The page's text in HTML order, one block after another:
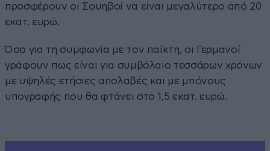
προσφέρουν οι Σουηβοί να είναι μεγαλύτερο από 20
εκατ. ευρώ.
Όσο για τη συμφωνία με τον παίκτη, οι Γερμανοί
γράφουν πως είναι για συμβόλαιο τεσσάρων χρόνων
με υψηλές ετήσιες απολαβές και με μπόνους
υπογραφής που θα φτάνει στο 1,5 εκατ. ευρώ.